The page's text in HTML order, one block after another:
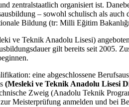
zentralstaatlich organisiert ist.
– sowohl schulisch als
Bildung (tr: Milli Eğitim
ve Teknik Anadolu Lisesi)
gilt bereits seit 2005.
eine abgeschlossene
(Mesleki ve Teknik Anadolu Lisesi
Zweig (Anadolu Teknik
Meisterprüfung anmelden und bei